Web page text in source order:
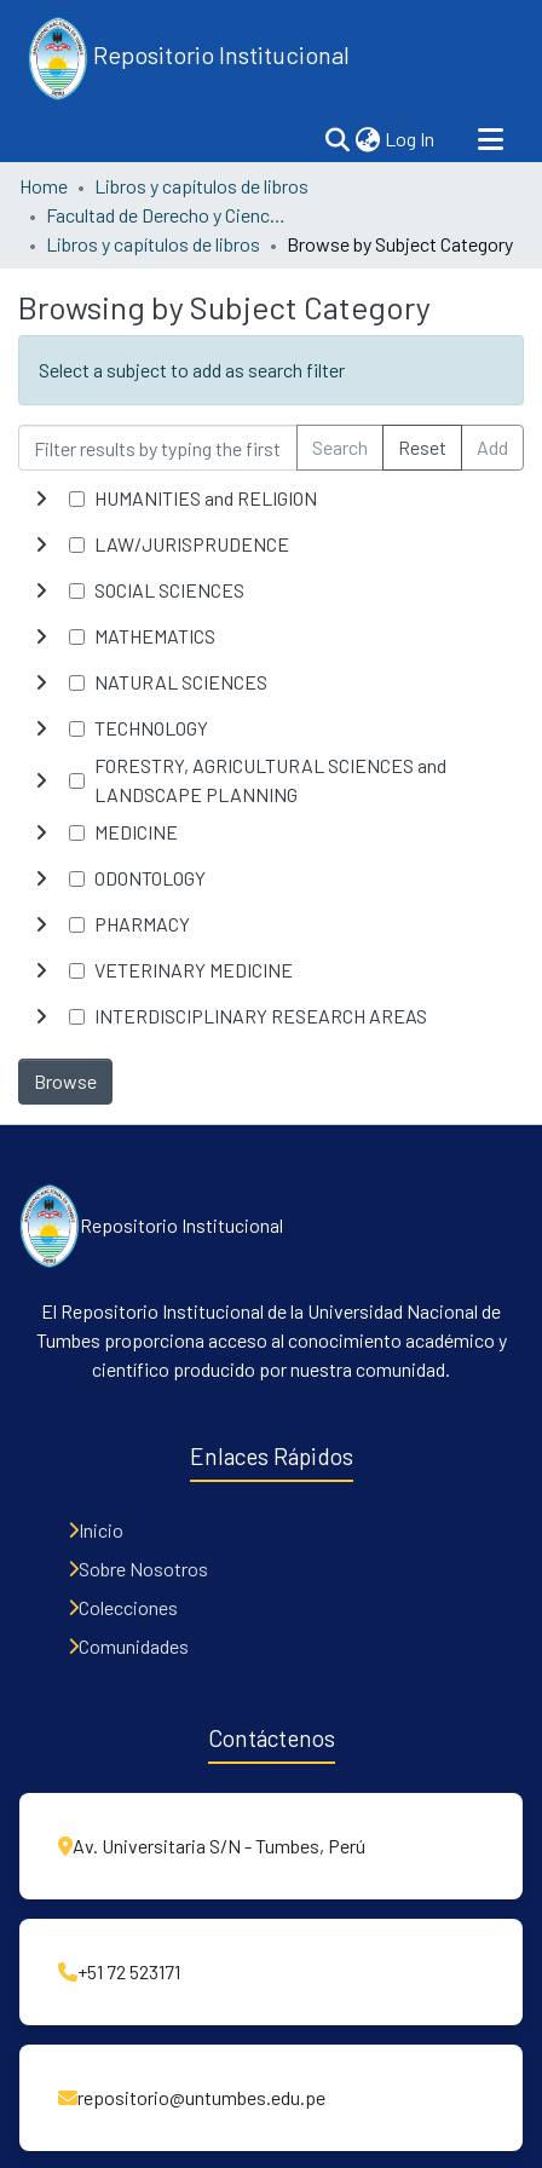
Repositorio Institucional
Log In (current)
Communities & Collections
Home
Libros y capítulos de libros
Facultad de Derecho y Ciencia Política
Libros y capítulos de libros
Browse by Subject Category
Browsing by Subject Category
Select a subject to add as search filter
Search Reset Add
HUMANITIES and RELIGION
LAW/JURISPRUDENCE
SOCIAL SCIENCES
MATHEMATICS
NATURAL SCIENCES
TECHNOLOGY
FORESTRY, AGRICULTURAL SCIENCES and
LANDSCAPE PLANNING
MEDICINE
ODONTOLOGY
PHARMACY
VETERINARY MEDICINE
INTERDISCIPLINARY RESEARCH AREAS
Browse
Repositorio Institucional
El Repositorio Institucional de la Universidad Nacional de
Tumbes proporciona acceso al conocimiento académico y
científico producido por nuestra comunidad.
Enlaces Rápidos
Inicio
Sobre Nosotros
Colecciones
Comunidades
Contáctenos
Av. Universitaria S/N - Tumbes, Perú
+51 72 523171
repositorio@untumbes.edu.pe